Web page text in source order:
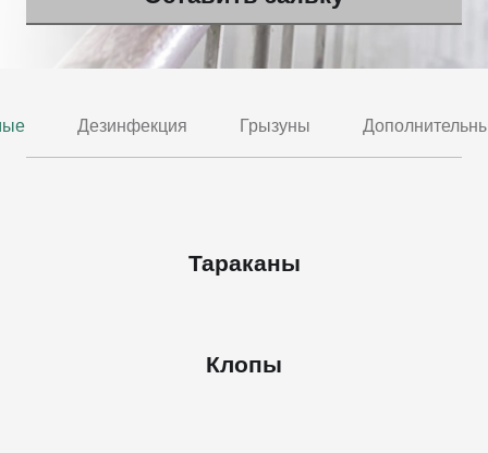
Дезинфекция Грызуны
Тараканы
Клопы